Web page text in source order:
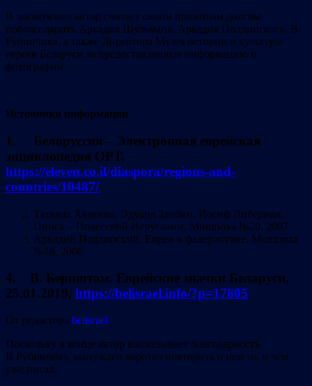
В заключение автор считает своим приятным долгом
поблагодарить Аркадия Шульмана, Аркадия Подлипского, В.
Рубинчика, а также Директора Музея истории и культуры
евреев Беларуси за предоставленные информацию и
фотографии.
Источники информации
1. Белоруссия – Электронная еврейская
энциклопедия ОРТ,
https://eleven.co.il/diaspora/regions-and-
countries/10487/
Татьяна Хвагина, Эдуард Злобин, Иосиф Либерман,
Пинск – Полесский Иерусалим, Мишпоха №20, 2007.
Аркадий Подлипский, Евреи в фалеристике, Мишпоха
№18, 2006.
4. В. Бернштам. Еврейские значки Беларуси,
25.01.2019, https://belisrael.info/?p=17805
От редактора belisrael
Поскольку в конце автор высказывает благодарность
В.Рубинчику, вынужден коротко повторить о нем то, о чем
уже писал.